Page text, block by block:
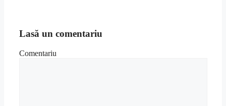
Lasă un comentariu
Comentariu